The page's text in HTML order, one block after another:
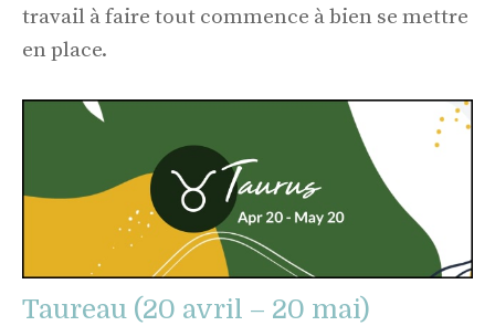
travail à faire tout commence à bien se mettre
en place.
Taureau (20 avril – 20 mai)